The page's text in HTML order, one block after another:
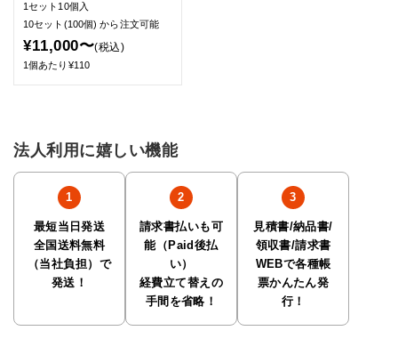
1セット10個入
10セット(100個)から注文可能
¥11,000〜(税込)
1個あたり¥110
法人利用に嬉しい機能
最短当日発送
全国送料無料
（当社負担）で
発送！
請求書払いも可
能（Paid後払
い）
経費立て替えの
手間を省略！
見積書/納品書/
領収書/請求書
WEBで各種帳
票かんたん発
行！